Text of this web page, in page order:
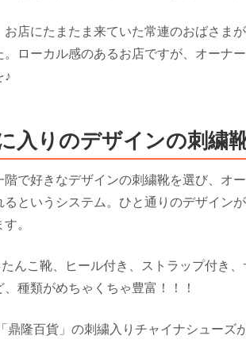
お店にたまたま来ていた常連のおばさま
。ローカル感のあるお店ですが、オーナ
♪
入りのデザインの刺繍
階で好きなデザインの刺繍靴を選び、オ
るというシステム。ひと通りのデザイン
。
んこ靴、ヒール付き、ストラップ付き
種類がめちゃくちゃ豊富！！！